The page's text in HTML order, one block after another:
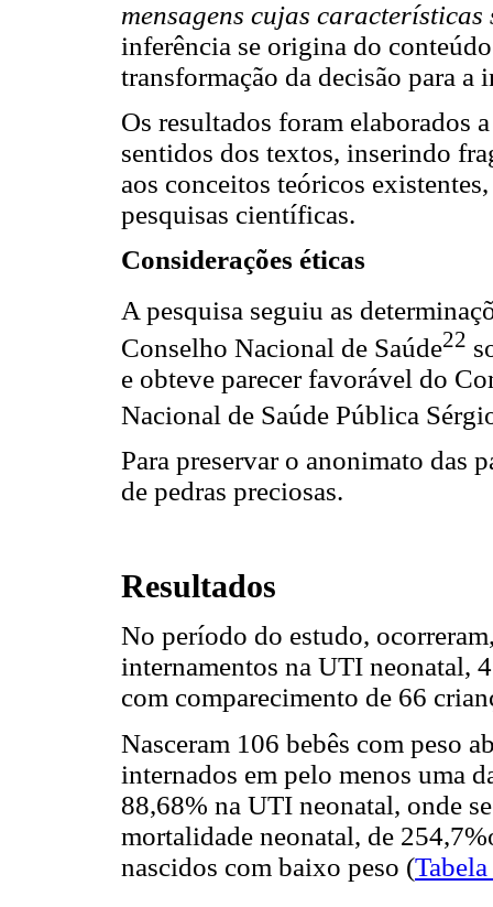
mensagens cujas
inferência se origina do
transformação da decisão para a
Os resultados foram elaborados
sentidos dos textos, inserindo
aos conceitos teóricos
pesquisas científicas.
Considerações éticas
A pesquisa seguiu as
Conselho Nacional de Saúde22
e obteve parecer favorável do
Nacional de Saúde Pública
Para preservar o anonimato das
de pedras preciosas.
Resultados
No período do estudo,
internamentos na UTI neonatal,
com comparecimento de 66
Nasceram 106 bebês com peso
internados em pelo menos uma
88,68% na UTI neonatal, onde
mortalidade neonatal, de
nascidos com baixo peso (